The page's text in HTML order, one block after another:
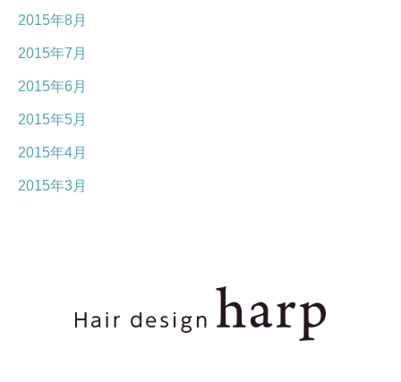
2015年8月
2015年7月
2015年6月
2015年5月
2015年4月
2015年3月